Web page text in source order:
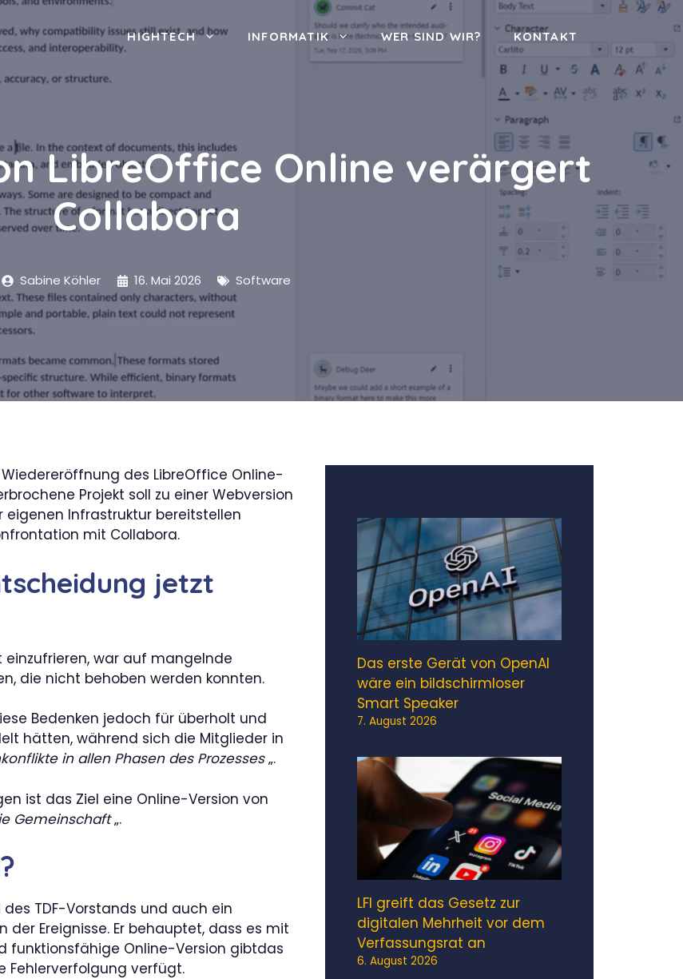
HIGHTECH INFORMATIK WER SIND WIR? KONTAKT
LibreOffice Online verärgert
Collabora
Sabine Köhler 16. Mai 2026 Software
des LibreOffice Online-
Projekt soll zu einer Webversion
eigenen Infrastruktur bereitstellen
mit Collabora.
jetzt
einzufrieren, war auf mangelnde
die nicht behoben werden konnten.
Bedenken jedoch für überholt und
hätten, während sich die Mitglieder in
in allen Phasen des Prozesses„.
ist das Ziel eine Online-Version von
Gemeinschaft„.
TDF-Vorstands und auch ein
Ereignisse. Er behauptet, dass es mit
funktionsfähige Online-Version gibtdas
Fehlerverfolgung verfügt.
Das erste Gerät von OpenAI
wäre ein bildschirmloser
Smart Speaker
7. August 2026
LFI greift das Gesetz zur
digitalen Mehrheit vor dem
Verfassungsrat an
6. August 2026